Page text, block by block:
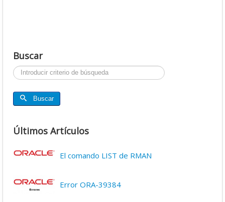
Buscar
Buscar...
Buscar
Últimos Artículos
El comando LIST de RMAN
Error ORA-39384